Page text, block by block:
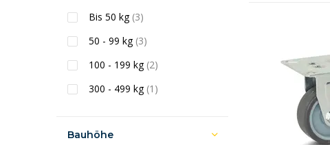
Bis 50 kg (3)
50 - 99 kg (3)
100 - 199 kg (2)
300 - 499 kg (1)
Bauhöhe